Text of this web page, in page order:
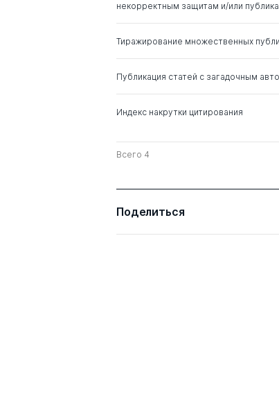
некорректным защитам и/или
Тиражирование множественных
Публикация статей с загадочным
Индекс накрутки цитирования
Всего 4
Поделиться